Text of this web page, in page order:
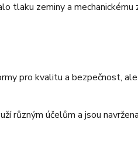
tlaku zeminy a
pro kvalitu a bezpečnost,
různým účelům a jsou